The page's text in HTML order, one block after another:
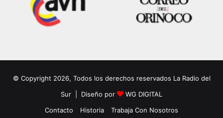
© Copyright 2026, Todos los derechos reservados La Radio del
Sur | Diseño por
WG DIGITAL
Contacto
Historia Trabaja Con Nosotros